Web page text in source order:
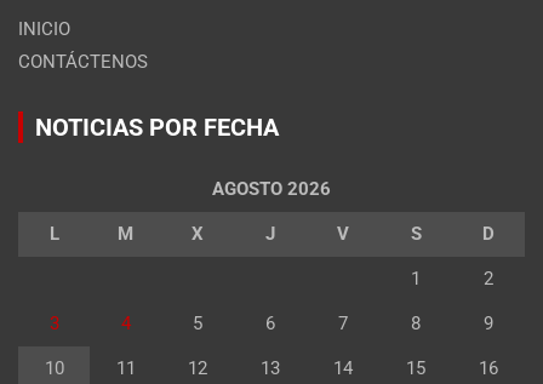
INICIO
CONTÁCTENOS
NOTICIAS POR FECHA
AGOSTO 2026
L M X J V S D
1 2
3 4 5 6 7 8 9
10 11 12 13 14 15 16